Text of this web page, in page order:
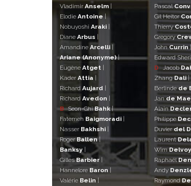
Vladimir Anselm |
Elodie Antoine|
Nobuyoshi Araki |
Diane Arbus |
Amandine Arcelli |
Ariane (Anonyme)|
Eugène Atget |
Kader Attia |
Richard Aujard |
Richard Avedon |
B Seon-GhiBahk|
Fatemeh Baigmoradi |
Nasser Bakhshi |
RogerBallen|
Banksy |
GillesBarbier |
Hannelore Baron |
Valérie Belin|
Pascal
Gil Heitor
Thierry
Gregory
JohnCurrin|
Edward
D Jacob
ZhangDali|
Berlindede
Jande
Alain
Philippe
Duvierdel
Laurent
Wim
Raphaël
Andy
Raymond